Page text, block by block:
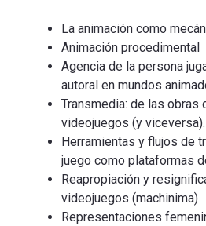
La animación como
Animación procedimental
Agencia de la persona
autoral en mundos
Transmedia: de las obras
videojuegos (y viceversa).
Herramientas y flujos de
juego como plataformas
Reapropiación y
videojuegos (machinima)
Representaciones